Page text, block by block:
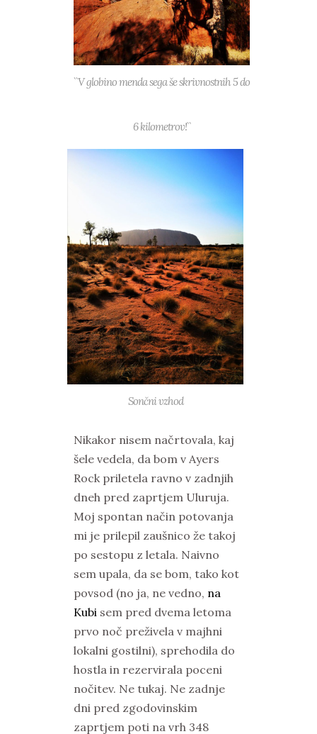
``V globino menda sega še skrivnostnih 5 do
6 kilometrov!``
Sončni vzhod
Nikakor nisem načrtovala, kaj
šele vedela, da bom v Ayers
Rock priletela ravno v zadnjih
dneh pred zaprtjem Uluruja.
Moj spontan način potovanja
mi je prilepil zaušnico že takoj
po sestopu z letala. Naivno
sem upala, da se bom, tako kot
povsod (no ja, ne vedno, na
Kubi sem pred dvema letoma
prvo noč preživela v majhni
lokalni gostilni), sprehodila do
hostla in rezervirala poceni
nočitev. Ne tukaj. Ne zadnje
dni pred zgodovinskim
zaprtjem poti na vrh 348